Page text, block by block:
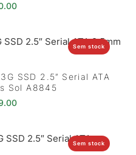
Sem stock
SSD 2.5″ Serial ATA
Sol A8845
Sem stock